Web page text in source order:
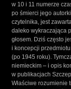
w 10 i 11 numerze
po śmierci jego
czytelnika, jest
daleko wykraczająca
głosem. Dziś często
i koncepcji przedmiotu
(po 1945 roku).
niemieckim – i opis
w publikacjach
Właściwe rozumienie